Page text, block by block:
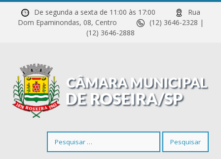
De segunda a sexta de 11:00 às 17:00
Rua
Dom Epaminondas, 08, Centro
(12) 3646-2328 |
(12) 3646-2888
por: